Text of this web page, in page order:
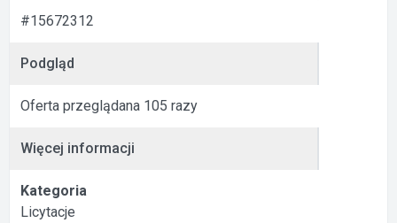
#15672312
Podgląd
Oferta przeglądana 105 razy
Więcej informacji
Kategoria
Licytacje